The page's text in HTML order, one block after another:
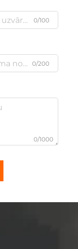
0/100
0/200
0/1000